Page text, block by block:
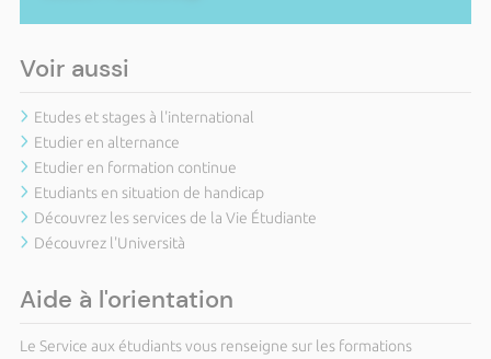
Voir aussi
Etudes et stages à l'international
Etudier en alternance
Etudier en formation continue
Etudiants en situation de handicap
Découvrez les services de la Vie Étudiante
Découvrez l'Università
Aide à l'orientation
Le Service aux étudiants vous renseigne sur les formations